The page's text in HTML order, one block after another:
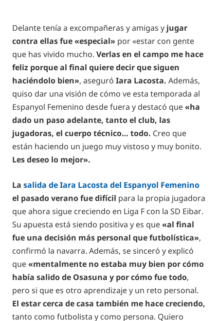
Delante tenía a excompañeras y amigas y jugar
contra ellas fue «especial» por «estar con gente
que has vivido mucho. Verlas en el campo me hace
feliz porque al final quiere decir que siguen
haciéndolo bien», aseguró Iara Lacosta. Además,
quiso dar una visión de cómo ve esta temporada al
Espanyol Femenino desde fuera y destacó que«ha
dado un paso adelante, tanto el club, las
jugadoras, el cuerpo técnico… todo. Creo que
están haciendo un juego muy vistoso y muy bonito.
Les deseo lo mejor».
La salida de Iara Lacosta del Espanyol Femenino
el pasado verano fue difícil para la propia jugadora
que ahora sigue creciendo en Liga F con la SD Eibar.
Su apuesta está siendo positiva y es que«al final
fue una decisión más personal que futbolística»,
confirmó la navarra. Además, se sinceró y explicó
que«mentalmente no estaba muy bien por cómo
había salido de Osasuna y por cómo fue todo,
pero si que es otro aprendizaje y un reto personal.
El estar cerca de casa también me hace creciendo,
tanto como futbolista y como persona. Quiero